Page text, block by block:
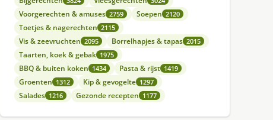
Voorgerechten & amuses 2759 Soepen 2120
Toetjes & nagerechten 2115
Vis & zeevruchten 2095 Borrelhapjes & tapas 2015
Taarten, koek & gebak 1975
BBQ & buiten koken 1434 Pasta & rijst 1419
Groenten 1312 Kip & gevogelte 1297
Salades 1216 Gezonde recepten 1177